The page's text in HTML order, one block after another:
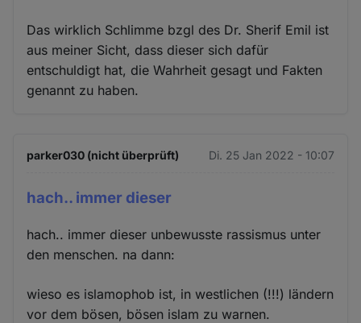
Das wirklich Schlimme bzgl des Dr. Sherif Emil ist
aus meiner Sicht, dass dieser sich dafür
entschuldigt hat, die Wahrheit gesagt und Fakten
genannt zu haben.
parker030 (nicht überprüft) Di. 25 Jan 2022 - 10:07
hach.. immer dieser
hach.. immer dieser unbewusste rassismus unter
den menschen. na dann:
wieso es islamophob ist, in westlichen (!!!) ländern
vor dem bösen, bösen islam zu warnen.